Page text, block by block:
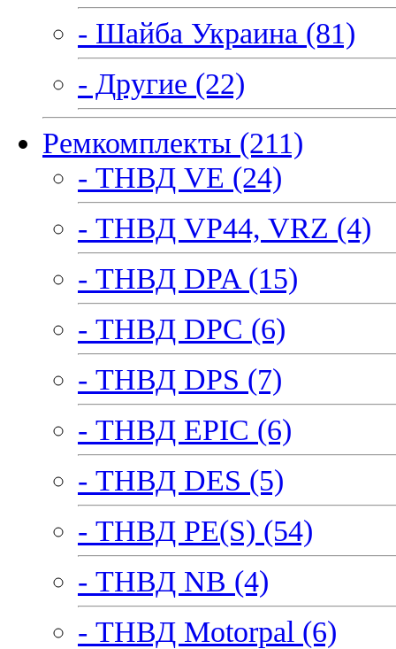
- Шайба Украина (81)
- Другие (22)
Ремкомплекты (211)
- ТНВД VE (24)
- ТНВД VP44, VRZ (4)
- ТНВД DPA (15)
- ТНВД DPC (6)
- ТНВД DPS (7)
- ТНВД EPIC (6)
- ТНВД DES (5)
- ТНВД PE(S) (54)
- ТНВД NB (4)
- ТНВД Motorpal (6)